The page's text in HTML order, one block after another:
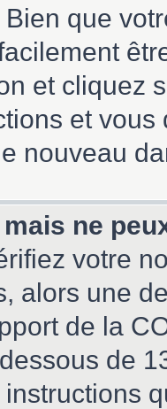
que
et cliquez
et
nouveau
ne
votre
alors une
de la
de